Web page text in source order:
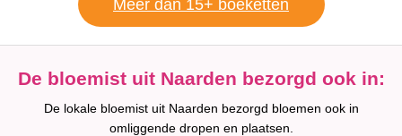
Meer dan 15+ boeketten
De bloemist uit Naarden bezorgd ook in:
De lokale bloemist uit Naarden bezorgd bloemen ook in
omliggende dropen en plaatsen.